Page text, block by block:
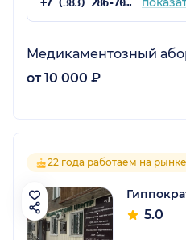
Медикаментозный
от 10 000 ₽
22 года работаем на рынке
5.0